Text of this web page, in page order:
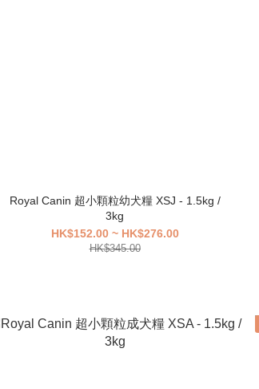
Royal Canin 超小顆粒幼犬糧 XSJ - 1.5kg /
3kg
HK$152.00 ~ HK$276.00
HK$345.00